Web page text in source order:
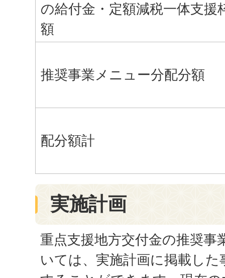
の給付金・定額減税一体支援
額
推奨事業メニュー分配分額
配分額計
実施計画
重点支援地方交付金の推奨事
いては、実施計画に掲載し